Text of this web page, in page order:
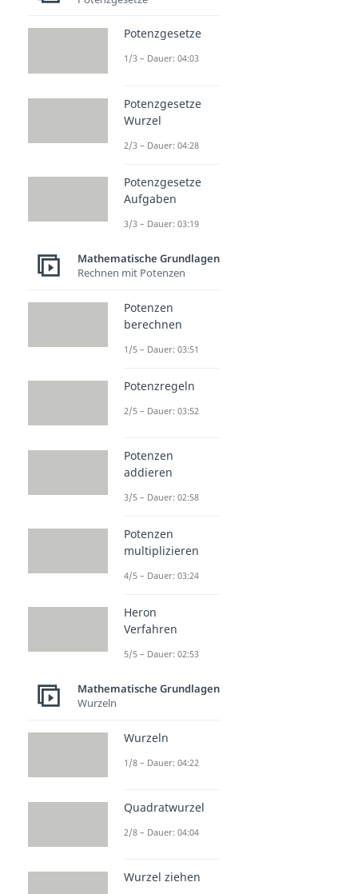
Potenzgesetze
1/3 – Dauer: 04:03
Potenzgesetze
Wurzel
2/3 – Dauer: 04:28
Potenzgesetze
Aufgaben
3/3 – Dauer: 03:19
Mathematische Grundlagen
Rechnen mit Potenzen
Potenzen
berechnen
1/5 – Dauer: 03:51
Potenzregeln
2/5 – Dauer: 03:52
Potenzen
addieren
3/5 – Dauer: 02:58
Potenzen
multiplizieren
4/5 – Dauer: 03:24
Heron
Verfahren
5/5 – Dauer: 02:53
Mathematische Grundlagen
Wurzeln
Wurzeln
1/8 – Dauer: 04:22
Quadratwurzel
2/8 – Dauer: 04:04
Wurzel ziehen